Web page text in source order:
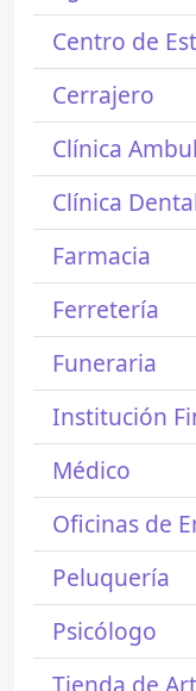
Centro de
Cerrajero
Clínica
Clínica
Farmacia
Ferretería
Funeraria
Institución
Médico
Oficinas de
Peluquería
Psicólogo
Tienda de